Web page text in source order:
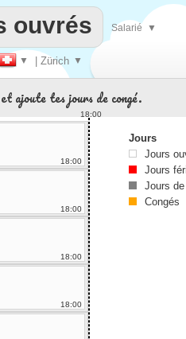
▼ | Zürich ▼
ouvrés Salarié ▼
ajoute tes jours de congé.
18:00
18:00
18:00
18:00
18:00
Jours
Jours
Jours
Jours
Congés